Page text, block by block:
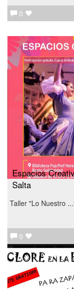
0
Espacios
Salta
Taller "Lo Nuestro
0